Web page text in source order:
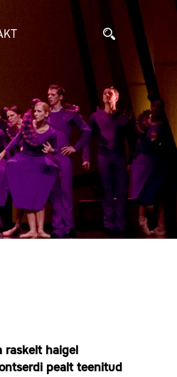
raskelt haigel
pealt teenitud